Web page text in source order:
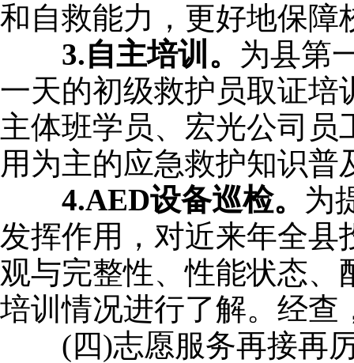
和自救能力，更好地保障
3.自主培训。 为县第
一天的初级救护员取证
主体班学员、宏光公司员
用为主的应急救护知识
4.AED设备巡检。 为
发挥作用，对近来年全县
观与完整性、性能状态
培训情况进行了解。经查
(四)志愿服务再接再